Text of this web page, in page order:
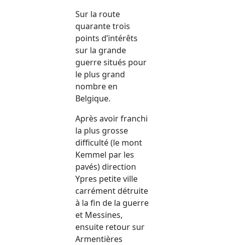
Sur la route
quarante trois
points d’intérêts
sur la grande
guerre situés pour
le plus grand
nombre en
Belgique.
Après avoir franchi
la plus grosse
difficulté (le mont
Kemmel par les
pavés) direction
Ypres petite ville
carrément détruite
à la fin de la guerre
et Messines,
ensuite retour sur
Armentières